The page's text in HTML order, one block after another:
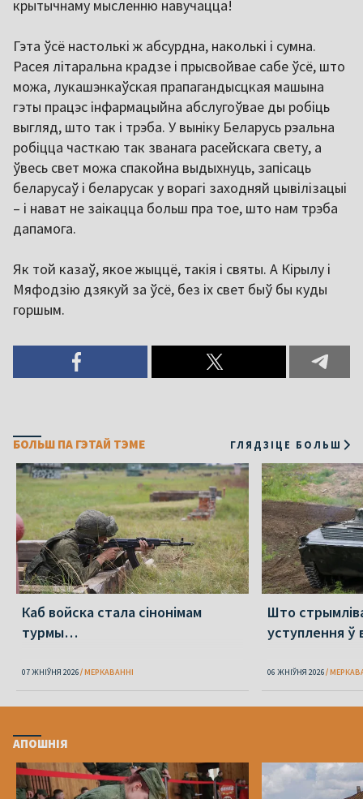
крытычнаму мысленню навучацца!
Гэта ўсё настолькі ж абсурдна, наколькі і сумна.
Расея літаральна крадзе і прысвойвае сабе ўсё, што
можа, лукашэнкаўская прапагандысцкая машына
гэты працэс інфармацыйна абслугоўвае ды робіць
выгляд, што так і трэба. У выніку Беларусь рэальна
робіцца часткаю так званага расейскага свету, а
ўвесь свет можа спакойна выдыхнуць, запісаць
беларусаў і беларусак у ворагі заходняй цывілізацыі
– і нават не заікацца больш пра тое, што нам трэба
дапамога.
Як той казаў, якое жыццё, такія і святы. А Кірылу і
Мяфодзію дзякуй за ўсё, без іх свет быў бы куды
горшым.
БОЛЬШ ПА ГЭТАЙ ТЭМЕ ГЛЯДЗІЦЕ БОЛЬШ
Каб войска стала сінонімам
турмы…
07 ЖНІЎНЯ 2026 МЕРКАВАННI
Што
уступлення ў
06 ЖНІЎНЯ 2026
АПОШНІЯ